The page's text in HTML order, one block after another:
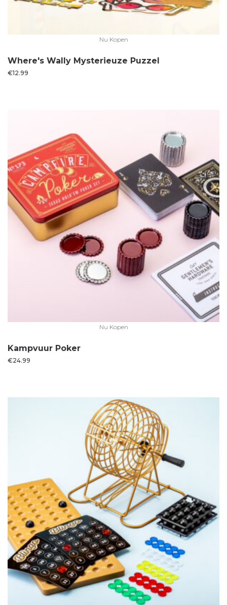
Nu Kopen
Where's Wally Mysterieuze Puzzel
€12.99
Nu Kopen
Kampvuur Poker
€24.99